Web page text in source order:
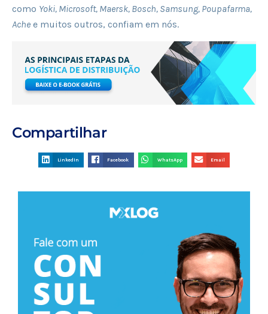
como Yoki, Microsoft, Maersk, Bosch, Samsung, Poupafarma,
Ache e muitos outros, confiam em nós.
Compartilhar
LinkedIn Facebook WhatsApp Email